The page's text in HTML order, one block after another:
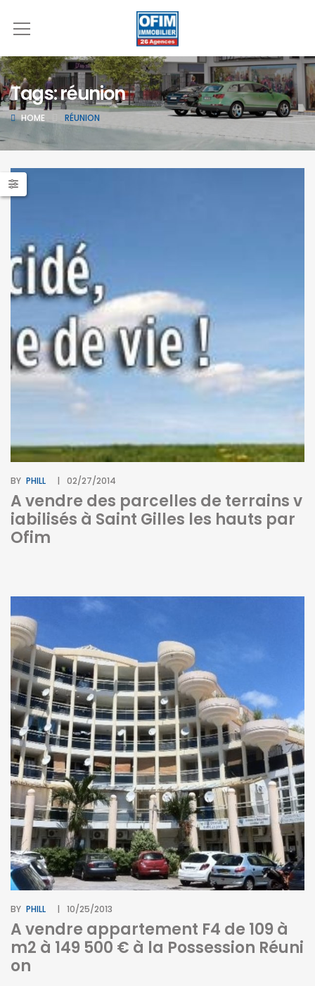
Tags: réunion
HOME RÉUNION
BY PHILL 02/27/2014
A vendre des parcelles de terrains v
iabilisés à Saint Gilles les hauts par
Ofim
BY PHILL 10/25/2013
A vendre appartement F4 de 109 à
m2 à 149 500 € à la Possession Réuni
on